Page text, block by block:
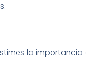
la importancia